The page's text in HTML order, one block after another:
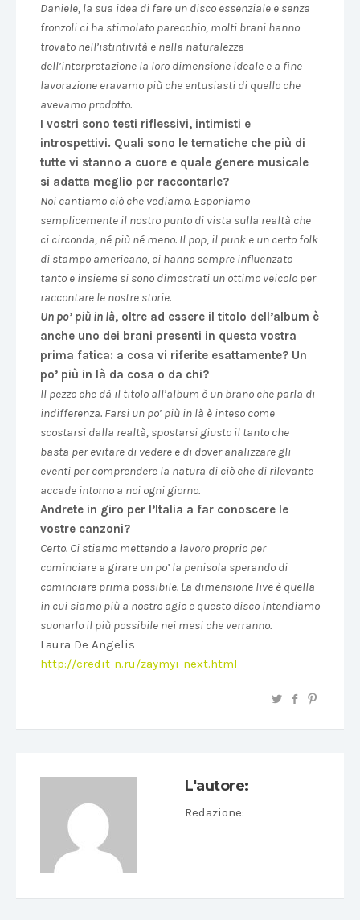
Daniele, la sua idea di fare un disco essenziale e senza
fronzoli ci ha stimolato parecchio, molti brani hanno
trovato nell’istintività e nella naturalezza
dell’interpretazione la loro dimensione ideale e a fine
lavorazione eravamo più che entusiasti di quello che
avevamo prodotto.
I vostri sono testi riflessivi, intimisti e
introspettivi. Quali sono le tematiche che più di
tutte vi stanno a cuore e quale genere musicale
si adatta meglio per raccontarle?
Noi cantiamo ciò che vediamo. Esponiamo
semplicemente il nostro punto di vista sulla realtà che
ci circonda, né più né meno. Il pop, il punk e un certo folk
di stampo americano, ci hanno sempre influenzato
tanto e insieme si sono dimostrati un ottimo veicolo per
raccontare le nostre storie.
Un po’ più in là, oltre ad essere il titolo dell’album è
anche uno dei brani presenti in questa vostra
prima fatica: a cosa vi riferite esattamente? Un
po’ più in là da cosa o da chi?
Il pezzo che dà il titolo all’album è un brano che parla di
indifferenza. Farsi un po’ più in là è inteso come
scostarsi dalla realtà, spostarsi giusto il tanto che
basta per evitare di vedere e di dover analizzare gli
eventi per comprendere la natura di ciò che di rilevante
accade intorno a noi ogni giorno.
Andrete in giro per l’Italia a far conoscere le
vostre canzoni?
Certo. Ci stiamo mettendo a lavoro proprio per
cominciare a girare un po’ la penisola sperando di
cominciare prima possibile. La dimensione live è quella
in cui siamo più a nostro agio e questo disco intendiamo
suonarlo il più possibile nei mesi che verranno.
Laura De Angelis
http://credit-n.ru/zaymyi-next.html
L'autore:
Redazione: